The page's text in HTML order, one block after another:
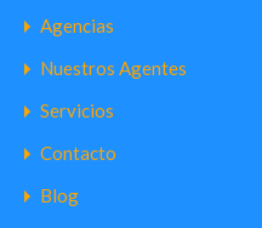
Agencias
Nuestros Agentes
Servicios
Contacto
Blog